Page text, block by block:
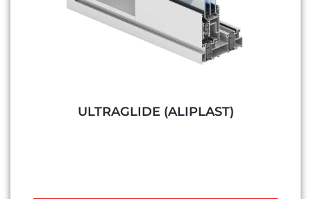
ULTRAGLIDE (ALIPLAST)